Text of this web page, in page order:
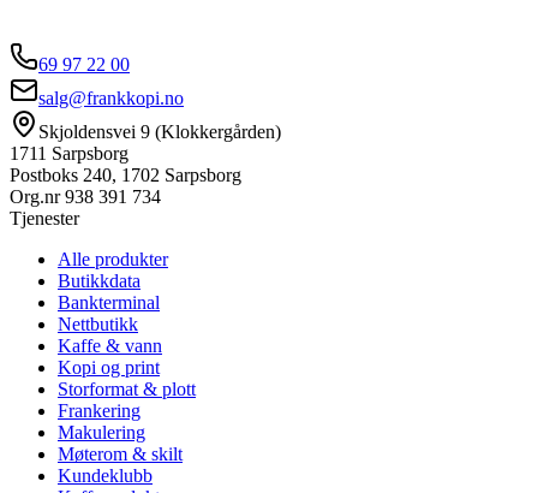
69 97 22 00
salg@frankkopi.no
Skjoldensvei 9 (Klokkergården)
1711 Sarpsborg
Postboks 240, 1702 Sarpsborg
Org.nr938 391 734
Tjenester
Alle produkter
Butikkdata
Bankterminal
Nettbutikk
Kaffe & vann
Kopi og print
Storformat & plott
Frankering
Makulering
Møterom & skilt
Kundeklubb